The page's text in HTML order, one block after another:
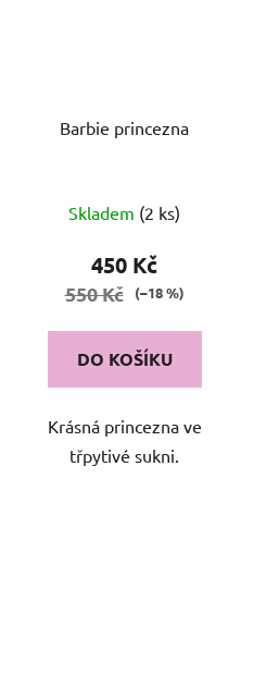
Barbie princezna
Skladem (2 ks)
450 Kč
550 Kč (–18 %)
DO KOŠÍKU
Krásná princezna ve
třpytivé sukni.